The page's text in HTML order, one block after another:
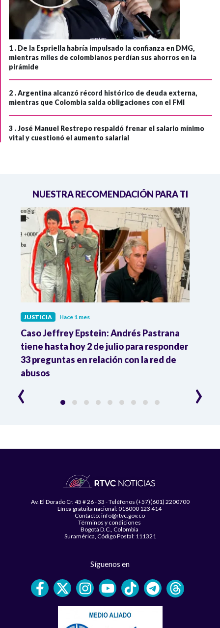
1 . De la Espriella habría impulsado la confianza en DMG,
mientras miles de colombianos perdían sus ahorros en la
pirámide
2 .Argentina alcanzó récord histórico de deuda externa,
mientras que Colombia salda obligaciones con el FMI
3 .José Manuel Restrepo respaldó frenar el salario mínimo
vital y cuestionó el aumento salarial
NUESTRA RECOMENDACIÓN PARA TI
JUSTICIA Hace 1 mes
Caso Jeffrey Epstein: Andrés Pastrana
tiene hasta hoy 2 de julio para responder
33 preguntas en relación con la red de
abusos
‹ ›
Av. El Dorado Cr. 45 # 26 - 33 - Teléfonos (+57)(601) 2200700
Línea gratuita nacional: 018000 123 414
Contacto: info@rtvc.gov.co
Términos y condiciones
Bogotá D.C., Colombia
Suramérica, Código Postal: 111321
Síguenos en